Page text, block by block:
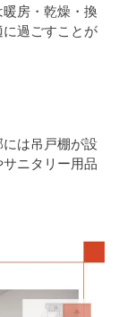
房・乾燥・換
過ごすことが
は吊戸棚が設
ニタリー用品